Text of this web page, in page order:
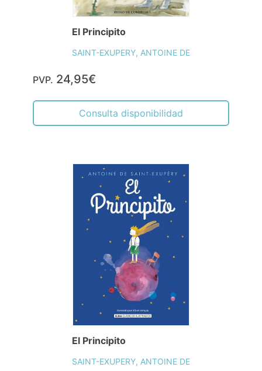
El Principito
SAINT-EXUPERY, ANTOINE DE
PVP. 24,95€
Consulta disponibilidad
El Principito
SAINT-EXUPERY, ANTOINE DE